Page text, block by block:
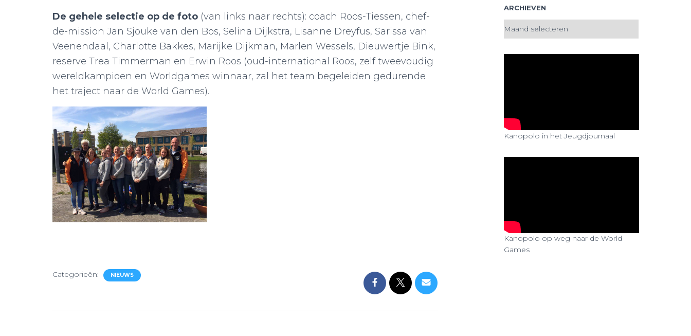
De gehele selectie op de foto (van links naar rechts): coach Roos-Tiessen, chef-
de-mission Jan Sjouke van den Bos, Selina Dijkstra, Lisanne Dreyfus, Sarissa van
Veenendaal, Charlotte Bakkes, Marijke Dijkman, Marlen Wessels, Dieuwertje Bink,
reserve Trea Timmerman en Erwin Roos (oud-international Roos, zelf tweevoudig
wereldkampioen en Worldgames winnaar, zal het team begeleiden gedurende
het traject naar de World Games).
Categorieën: NIEUWS
ARCHIEVEN
A
Kanopolo in het Jeugdjournaal
Kanopolo op weg naar de World
Games